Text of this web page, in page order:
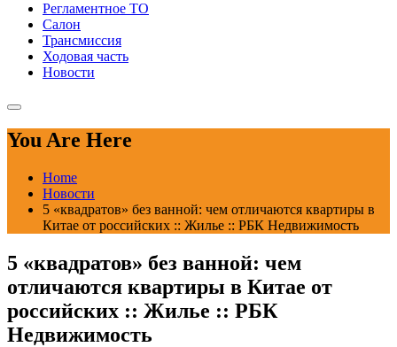
Регламентное ТО
Салон
Трансмиссия
Ходовая часть
Новости
You Are Here
Home
Новости
5 «квадратов» без ванной: чем отличаются квартиры в
Китае от российских :: Жилье :: РБК Недвижимость
5 «квадратов» без ванной: чем
отличаются квартиры в Китае от
российских :: Жилье :: РБК
Недвижимость